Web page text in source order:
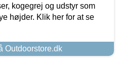
kogegrej og udstyr som
højder. Klik her for at se
Outdoorstore.dk